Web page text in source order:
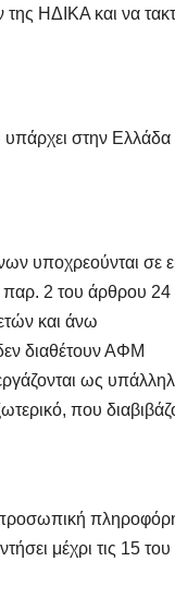
της ΗΔΙΚΑ και να
στην Ελλάδα
υποχρεούνται
παρ. 2 του άρθρου
και άνω
διαθέτουν ΑΦΜ
ως
που
μέχρι τις 15